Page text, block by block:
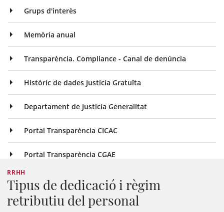
Grups d'interès
Memòria anual
Transparència. Compliance - Canal de denúncia
Històric de dades Justícia Gratuïta
Departament de Justícia Generalitat
Portal Transparència CICAC
Portal Transparència CGAE
RRHH
Tipus de dedicació i règim
retributiu del personal